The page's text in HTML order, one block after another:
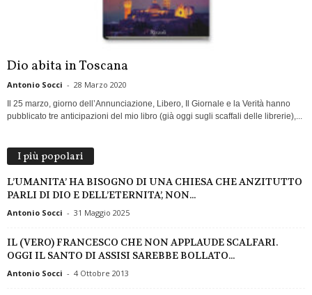
Dio abita in Toscana
Antonio Socci - 28 Marzo 2020
Il 25 marzo, giorno dell’Annunciazione, Libero, Il Giornale e la Verità hanno
pubblicato tre anticipazioni del mio libro (già oggi sugli scaffali delle librerie),...
I più popolari
L’UMANITA’ HA BISOGNO DI UNA CHIESA CHE ANZITUTTO
PARLI DI DIO E DELL’ETERNITA’, NON...
Antonio Socci - 31 Maggio 2025
IL (VERO) FRANCESCO CHE NON APPLAUDE SCALFARI.
OGGI IL SANTO DI ASSISI SAREBBE BOLLATO...
Antonio Socci - 4 Ottobre 2013